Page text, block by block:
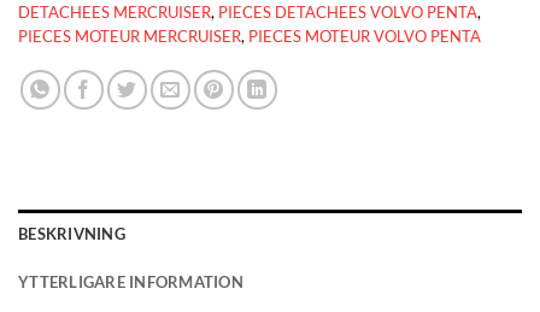
DETACHEES MERCRUISER, PIECES DETACHEES VOLVO PENTA,
PIECES MOTEUR MERCRUISER, PIECES MOTEUR VOLVO PENTA
BESKRIVNING
YTTERLIGARE INFORMATION